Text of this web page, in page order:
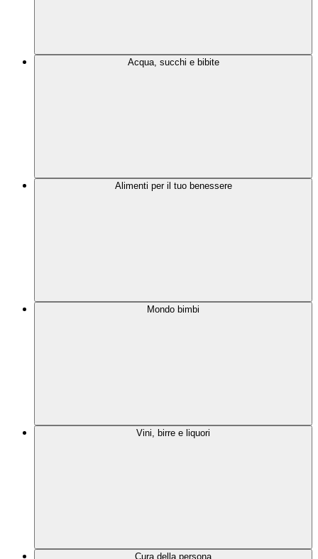
Acqua, succhi e bibite
Alimenti per il tuo benessere
Mondo bimbi
Vini, birre e liquori
Cura della persona